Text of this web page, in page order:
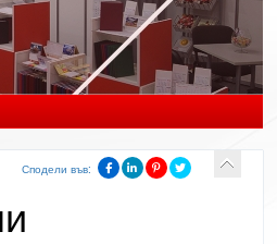
Сподели във: